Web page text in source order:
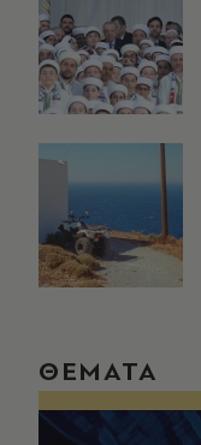
ΘΕΜΑΤΑ